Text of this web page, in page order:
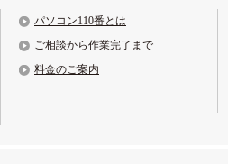
パソコン110番とは
ご相談から作業完了まで
料金のご案内